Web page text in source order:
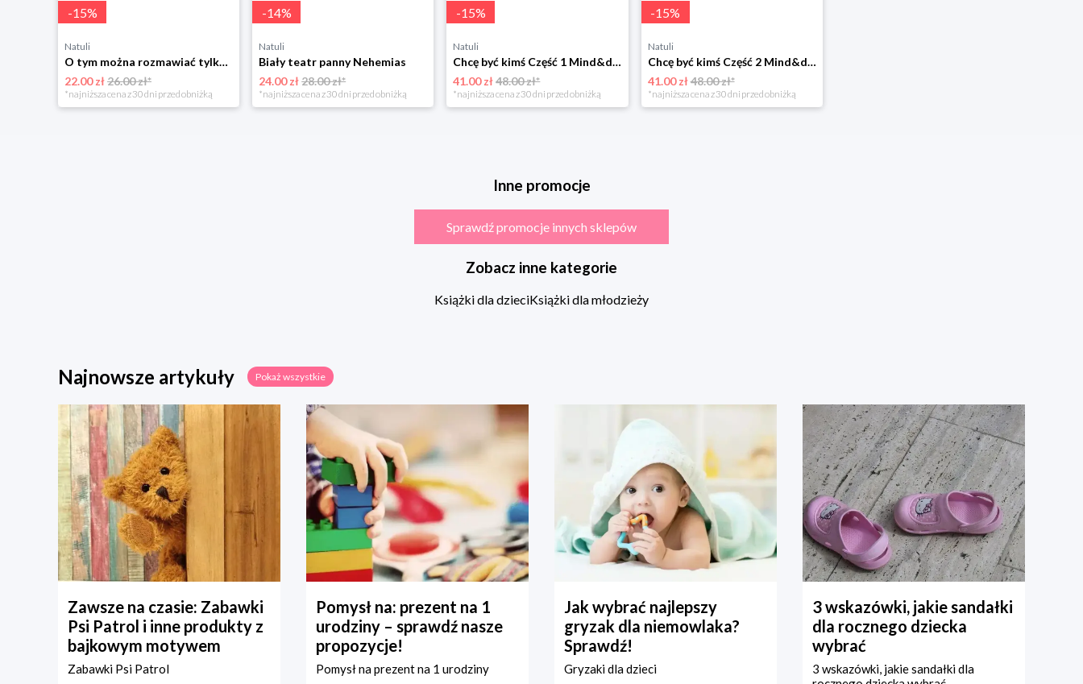
-15%
Natuli
O tym można rozmawiać tylko z królikami Zakamarki
22.00 zł26.00 zł*
*najniższa cena z 30 dni przed obniżką
-14%
Natuli
Biały teatr panny Nehemias
24.00 zł28.00 zł*
*najniższa cena z 30 dni przed obniżką
-15%
Natuli
Chcę być kimś Część 1 Mind&dream michał zawadka
41.00 zł48.00 zł*
*najniższa cena z 30 dni przed obniżką
-15%
Natuli
Chcę być kimś Część 2 Mind&dream michał zawadka
41.00 zł48.00 zł*
*najniższa cena z 30 dni przed obniżką
Inne promocje
Sprawdź promocje innych sklepów
Zobacz inne kategorie
Książki dla dzieciKsiążki dla młodzieży
Najnowsze artykuły Pokaż wszystkie
Zawsze na czasie: Zabawki
Psi Patrol i inne produkty z
bajkowym motywem
Zabawki Psi Patrol
Pomysł na: prezent na 1
urodziny – sprawdź nasze
propozycje!
Pomysł na prezent na 1 urodziny
Jak wybrać najlepszy
gryzak dla niemowlaka?
Sprawdź!
Gryzaki dla dzieci
3 wskazówki, jakie sandałki
dla rocznego dziecka
wybrać
3 wskazówki, jakie sandałki dla